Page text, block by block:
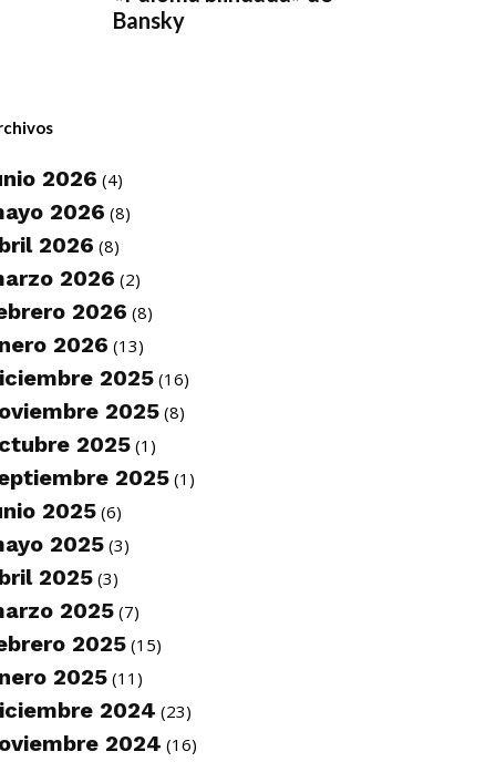
Bansky
2026 (4)
2026 (8)
2026 (8)
2026 (2)
2026 (8)
2026 (13)
2025(16)
2025(8)
2025(1)
2025 (1)
2025(6)
2025 (3)
2025(3)
2025 (7)
2025(15)
2025 (11)
2024 (23)
2024 (16)